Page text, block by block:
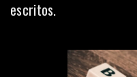
escritos.